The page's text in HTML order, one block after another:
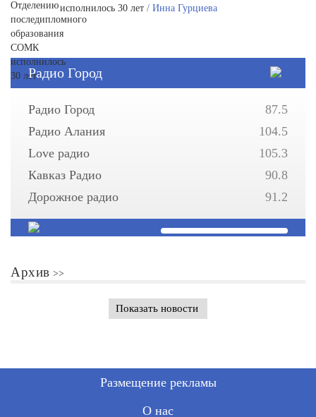
исполнилось 30 лет / Инна Гурциева
Радио Город
Радио Город
87.5
Радио Алания
104.5
Love радио
105.3
Кавказ Радио
90.8
Дорожное радио
91.2
Архив
Показать новости
Размещение рекламы
О нас